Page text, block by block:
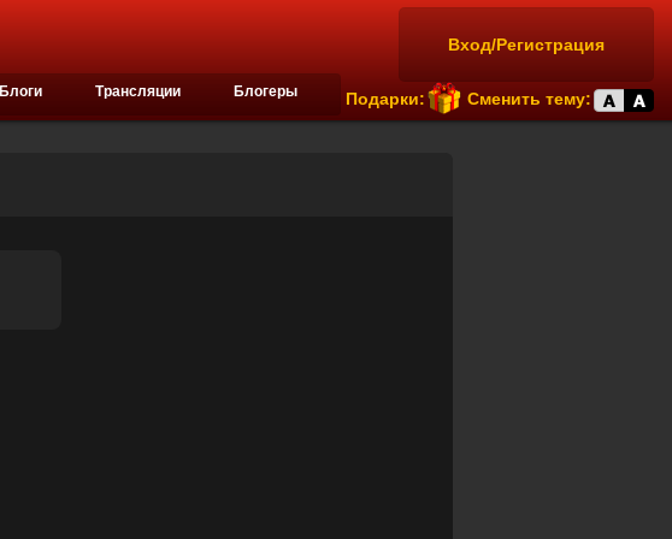
Вход/Регистрация
Подарки: Сменить тему:
Блоги Трансляции Блогеры